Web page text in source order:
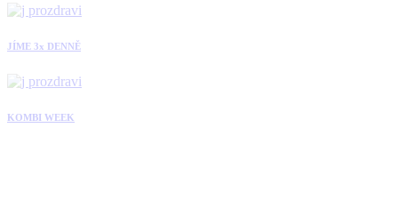
JÍME 3x DENNĚ
KOMBI WEEK